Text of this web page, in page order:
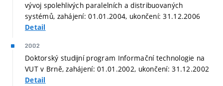
vývoj spolehlivých paralelních a distribuovaných
systémů, zahájení: 01.01.2004, ukončení: 31.12.2006
Detail
2002
Doktorský studijní program Informační technologie na
VUT v Brně, zahájení: 01.01.2002, ukončení: 31.12.2002
Detail